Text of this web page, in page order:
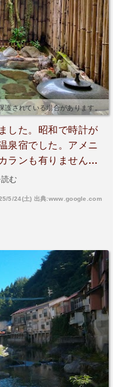
護されている場合があります。
した。昭和で時計が
泉宿でした。アメニ
ランも有りません。
が神経質な人には少
む
5/24(土) 出典:www.google.com